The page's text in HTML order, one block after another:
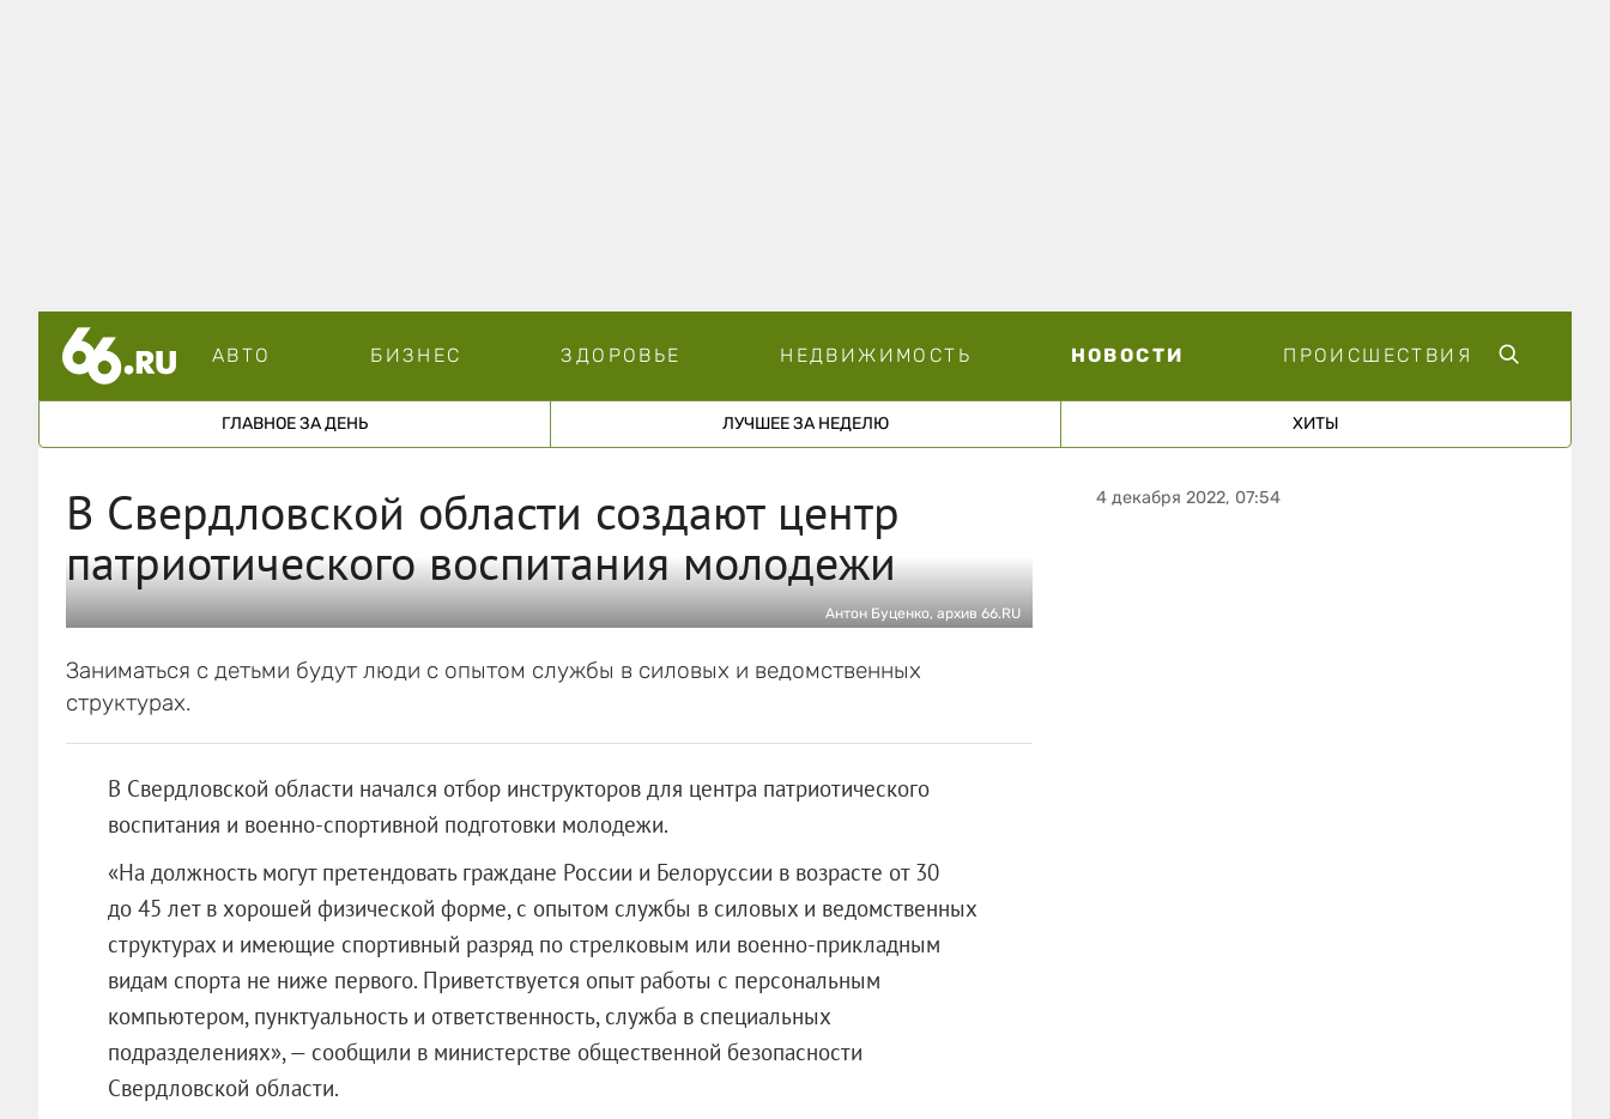
АВТО БИЗНЕС ЗДОРОВЬЕ НЕДВИЖИМОСТЬ НОВОСТИ ПРОИСШЕСТВИЯ
ГЛАВНОЕ ЗА ДЕНЬ ЛУЧШЕЕ ЗА НЕДЕЛЮ ХИТЫ
В Свердловской области создают центр
патриотического воспитания молодежи
Антон Буценко, архив 66.RU
Заниматься с детьми будут люди с опытом службы в силовых и ведомственных
структурах.
В Свердловской области начался отбор инструкторов для центра патриотического
воспитания и военно-спортивной подготовки молодежи.
«На должность могут претендовать граждане России и Белоруссии в возрасте от 30
до 45 лет в хорошей физической форме, с опытом службы в силовых и ведомственных
структурах и имеющие спортивный разряд по стрелковым или военно-прикладным
видам спорта не ниже первого. Приветствуется опыт работы с персональным
компьютером, пунктуальность и ответственность, служба в специальных
подразделениях», — сообщили в министерстве общественной безопасности
Свердловской области.
4 декабря 2022, 07:54